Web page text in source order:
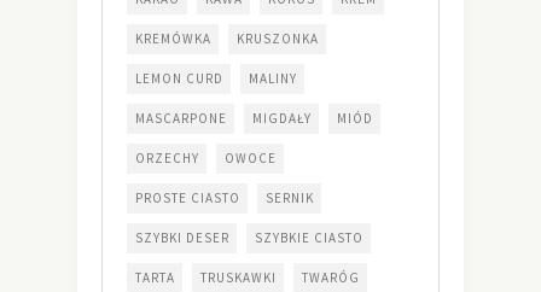
KREMÓWKA KRUSZONKA
LEMON CURD MALINY
MASCARPONE MIGDAŁY MIÓD
ORZECHY OWOCE
PROSTE CIASTO SERNIK
SZYBKI DESER SZYBKIE CIASTO
TARTA TRUSKAWKI TWARÓG